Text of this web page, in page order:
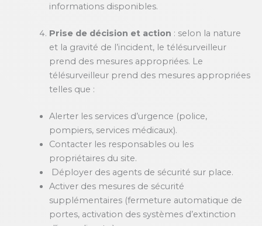
informations disponibles.
Prise de décision et action : selon la nature
et la gravité de l’incident, le télésurveilleur
prend des mesures appropriées. Le
télésurveilleur prend des mesures appropriées
telles que :
Alerter les services d’urgence (police,
pompiers, services médicaux).
Contacter les responsables ou les
propriétaires du site.
Déployer des agents de sécurité sur place.
Activer des mesures de sécurité
supplémentaires (fermeture automatique de
portes, activation des systèmes d’extinction